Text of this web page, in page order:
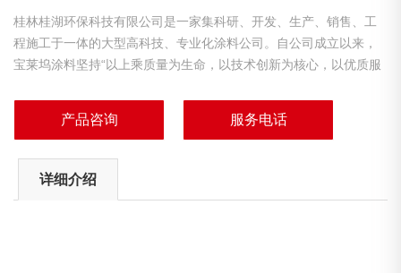
桂林桂湖环保科技有限公司是一家集科研、开发、生产、销售、工
程施工于一体的大型高科技、专业化涂料公司。自公司成立以来，
宝莱坞涂料坚持“以上乘质量为生命，以技术创新为核心，以优质服
理，获得众多的好评。...
产品咨询 服务电话
详细介绍